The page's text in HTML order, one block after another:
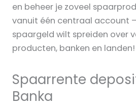
en beheer je zoveel
vanuit één centraal account
spaargeld wilt spreiden over
producten, banken en landen!
Spaarrente
Banka